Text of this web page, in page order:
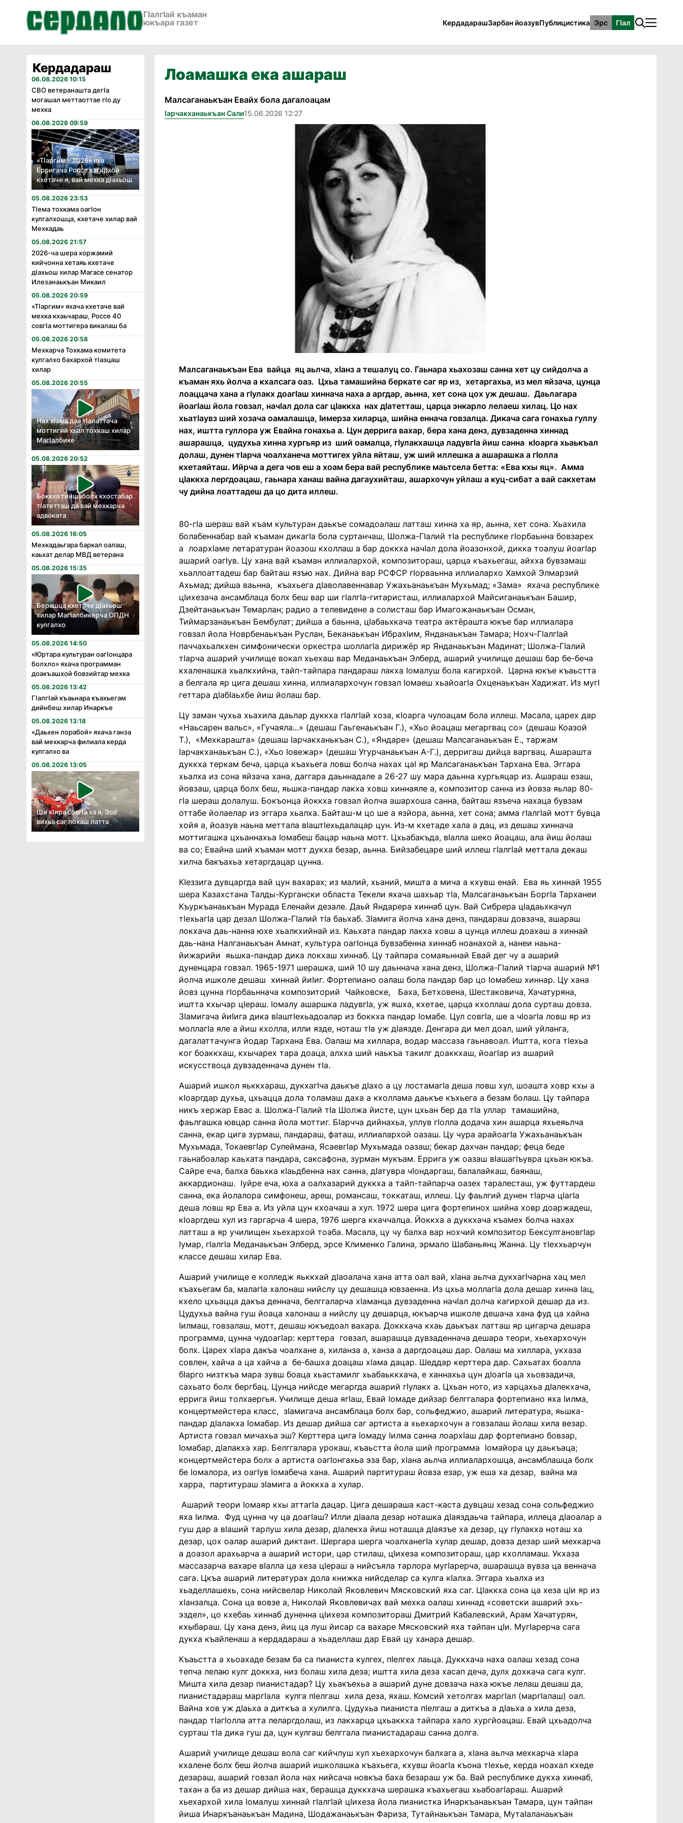
ГӀалгӀай къаман
юкъара газет
КердадарашЗарбан йоазувПублицистика Эрс ГӀал
Кердадараш
06.08.2026 10:15
СВО ветеранашта дегӏа
могашал меттаоттае гӏо ду
мехка
06.08.2026 09:59
«Тӏаргим – 2026» яха
Ерригача Россе кагирхой
кхетаче я, вай мехка дӏахьош
05.08.2026 23:53
Тӏема тохкама оагӏон
кулгалхошца, кхетаче хилар вай
Мехкадаь
05.08.2026 21:57
2026-ча шера хоржамий
кийчонна хетаяь кхетаче
дӏахьош хилар Магасе сенатор
Илезанаькъан Микаил
05.08.2026 20:59
«Тӏаргим» яхача кхетаче вай
мехка кхаьчараш, Россе 40
совгӏа моттигера викалаш ба
05.08.2026 20:58
Мехкарча Тохкама комитета
кулгалхо бахархой тӏаэцаш
хилар
05.08.2026 20:55
Нах хӏама даа тӏалаттача
моттигий хьал тохкаш хилар
Магӏалбике
05.08.2026 20:52
Боккха тийшаболх кхостабар
тӏатетташ да вай мехкарча
адвоката
05.08.2026 16:05
Мехкадаьгара баркал оалаш,
каьхат делар МВД ветерана
05.08.2026 15:35
Берашца кхетаче дӏахьош
хилар Магӏалбикерча ОПДН
кулгалхо
05.08.2026 14:50
«Юртара культуран оагӏонцара
болхло» яхача программан
доакъашхой бовзийтар мехка
05.08.2026 13:42
Гӏалгӏай къаьнара къахьегам
дийнбеш хилар Инаркъе
05.08.2026 13:18
«Даьхен лорабой» яхача ганза
вай мехкарча филиала керда
кулгалхо ва
05.08.2026 13:05
Ши кӏира совгӏа ха я, Эсо
вихьа саг лохаш латта
Лоамашка ека ашараш
Малсаганаькъан Евайх бола дагалоацам
Ӏарчакханаькъан Сали15.06.2026 12:27
Малсаганаькъан Ева вайца яц аьлча, хӏанз а тешалуц со. Гаьнара хьахозаш санна хет цу сийдолча а
къаман яхь йолча а кхалсага оаз. Цхьа тамашийна беркате саг яр из, хетаргахьа, из мел яйзача, цунца
лоаццача хана а гӏулакх доагӏаш хиннача наха а аргдар, аьнна, хет сона цох уж дешаш. Даьлагара
йоагӏаш йола говзал, начӏал дола саг цӏаккха нах дӏатетташ, царца энкарло лелаеш хилац. Цо нах
хьатӏаувз ший хозача оамалашца, ӏимерза хиларца, шийна еннача говзалца. Дикача сага гонахьа гуллу
нах, иштта гуллора уж Евайна гонахьа а. Цун деррига вахар, бера хана денз, дувзаденна хиннад
ашарашца, цудухьа хинна хургьяр из ший оамалца, гӏулакхашца ладувгӏа йиш санна кӏоарга хьаькъал
долаш, дунен тӏарча чоалханеча моттигех уйла яйташ, уж ший иллешка а ашарашка а гӏолла
кхетаяйташ. Ийрча а дега чов еш а хоам бера вай республике маьтсела бетта: «Ева кхы яц». Амма
цӏаккха лергдоацаш, гаьнара ханаш вайна дагаухийташ, ашархочун уйлаш а куц-сибат а вай сакхетам
чу дийна лоаттадеш да цо дита иллеш.
80-гӏа шераш вай къам культуран даькъе сомадоалаш латташ хинна ха яр, аьнна, хет сона. Хьахила
болабеннабар вай къаман дикагӏа бола суртанчаш, Шолжа-Гӏалий тӏа республике гӏорбаьнна бовзарех
а лоархӏаме летаратуран йоазош кхоллаш а бар доккха начӏал дола йоазонхой, дикка тоалуш йоагӏар
ашарий оагӏув. Цу хана вай къаман иллиалархой, композитораш, царца къахьегаш, айхха бувзамаш
хьаллоаттадеш бар байташ язъю нах. Дийна вар РСФСР гӏорваьнна иллиалархо Хамхой Элмарзий
Ахьмад; дийша ваьнна, къахьега дӏаволавеннавар Ужахьанаькъан Мухьмад; «Зама» яхача республике
цӏихезача ансамблаца болх беш вар ши гӏалгӏа-гитаристаш, иллиалархой Майсиганаькъан Башир,
Дзейтанаькъан Темарлан; радио а телевидене а солисташ бар Имагожанаькъан Осман,
Тиймарзанаькъан Бембулат; дийша а баьнна, цӏабаьхкача театра актёрашта юкъе бар иллиалара
говзал йола Новрбенаькъан Руслан, Беканаькъан Ибрахӏим, Янданаькъан Тамара; Нохч-Гӏалгӏай
паччахьалкхен симфонически оркестра шоллагӏа дирижёр яр Янданаькъан Мадинат; Шолжа-Гӏалий
тӏарча ашарий училище вокал хьехаш вар Меданаькъан Элберд, ашарий училище дешаш бар бе-беча
кхаленашка хьалкхийна, тайп-тайпара пандараш лакха ӏомалуш бола кагирхой. Царна юкъе къаьстта
а белгала яр цига дешаш хинна, иллиалархочун говзал ӏомаеш хьайоагӏа Охценаькъан Хадижат. Из мугӏ
геттара дӏабӏаьхбе йиш йолаш бар.
Цу заман чухьа хьахила даьлар дуккха гӏалгӏай хоза, кӏоарга чулоацам бола иллеш. Масала, царех дар
«Наьсарен вальс», «Гучаяла...» (дешаш Гаьгенаькъан Г.), «Хьо йоацаш мегаргвац со» (дешаш Коазой
Т.), «Мехкарашта» (дешаш ӏарчакханькъан С.), «Яндаре» (дешаш Малсаганаькъан Е., таржам
ӏарчакханаькъан С.), «Хьо ӏовежар» (дешаш Угурчанаькъан А-Г.), дерригаш дийца варгвац. Ашарашта
дуккха теркам беча, царца къахьега ловш болча нахах цаӏ яр Малсаганаькъан Тархана Ева. Эггара
хьалха из сона яйзача хана, даггара даьннадале а 26-27 шу мара даьнна хургьяцар из. Ашараш езаш,
йовзаш, царца болх беш, яьшка-пандар лакха ховш хиннаяле а, композитор санна из йовза яьлар 80-
гӏа шераш долалуш. Бокъонца йоккха говзал йолча ашархоша санна, байташ язъеча нахаца бувзам
оттабе йолаелар из эггара хьалха. Байташ-м цо ше а язйора, аьнна, хет сона; амма гӏалгӏай мотт бувца
хойя а, йоазув наьна меттала вӏаштӏехьдалацар цун. Из-м кхетаде хала а дац, из дешаш хиннача
моттигашка цхьаннахьа ӏомабеш бацар наьна мотт. Цхьабакъда, вӏалла шеко йоацаш, ала йиш йолаш
ва со; Евайна ший къаман мотт дукха безар, аьнна. Бийзабецаре ший иллеш гӏалгӏай меттала декаш
хилча бакъахьа хетаргдацар цунна.
Кӏеззига дувцаргда вай цун вахарах; из малий, хьаний, мишта а мича а кхувш енай. Ева яь хиннай 1955
шера Казахстана Талды-Кургански областа Текели яхача шахьар тӏа, Малсаганаькъан Боргӏа Тарханеи
Къуркъанаькъан Мурада Еленайи дезале. Даьй Яндарера хиннаб цун. Вай Сибрера цӏадаьхкачул
тӏехьагӏа цар дезал Шолжа-Гӏалий тӏа баьхаб. Зӏамига йолча хана денз, пандараш довзача, ашараш
локхача даь-нанна юхе хьалкхийнай из. Каьхата пандар лакха ховш а цунца иллеш доахаш а хиннай
даь-нана Налганаькъан Амнат, культура оагӏонца бувзабенна хиннаб ноанахой а, нанеи наьна-
йижарийи яьшка-пандар дика локхаш хиннаб. Цу тайпара сомаяьннай Евай дег чу а ашарий
дуненцара говзал. 1965-1971 шерашка, ший 10 шу даьннача хана денз, Шолжа-Гӏалий тӏарча ашарий №1
йолча ишколе дешаш хиннай йиӏиг. Фортепиано оалаш бола пандар бар цо ӏомабеш хиннар. Цу хана
йовз цунна гӏорбаьннача композиторий Чайковске, Баха, Бетховена, Шестаковича, Хачатуряна,
иштта кхычар цӏераш. ӏомалу ашаршка ладувгӏа, уж яшха, кхетае, царца кхоллаш дола сурташ довза.
Зӏамигача йиӏига дика вӏаштӏехьадоалар из боккха пандар ӏомабе. Цул совгӏа, ше а чӏоагӏа ловш яр из
моллагӏа яле а йиш кхолла, илли язде, ноташ тӏа уж дӏаязде. Денгара ди мел доал, ший уйланга,
дагалаттачунга йодар Тархана Ева. Оалаш ма хиллара, водар массаза гаьнавоал. Иштта, кога тӏехьа
ког боаккхаш, кхычарех тара доаца, алхха ший наькъа такилг доаккхаш, йоагӏар из ашарий
искусствоца дувзаденнача дунен тӏа.
Ашарий ишкол яьккхараш, дукхагӏча даькъе дӏахо а цу лостамагӏа деша ловш хул, шоашта ховр кхы а
кӏоаргдар духьа, цхьацца дола толамаш даха а кхоллама даькъе къхьега а безам болаш. Цу тайпара
никъ хержар Евас а. Шолжа-Гӏалий тӏа Шолжа йисте, цун цхьан бер да тӏа уллар тамашийна,
фаьлгашка ювцар санна йола моттиг. Бӏарчча дийнахьа, уллув гӏолла додача хин ашарца яхьеяьлча
санна, екар цига зурмаш, пандараш, фаташ, иллиалархой оазаш. Цу чура арайоагӏа Ужахьанаькъан
Мухьмада, Токаевгӏар Сулеймана, Ясаевгӏар Мухьмада оазаш; бекар дахчан пандар; феца беде
гаьнабоалар каьхата пандара, саксафона, зурман мукъам. Еррига уж оазаш вӏашагӏъувра цхьан юкъа.
Сайре еча, балха баьхка кӏаьдбенна нах санна, дӏатувра чӏондаргаш, балалайкаш, баянаш,
аккардионаш. ӏуйре еча, юха а оалхазарий дуккха а тайп-тайпарча оазех таралесташ, уж футтардеш
санна, ека йолалора симфонеш, ареш, романсаш, токкаташ, иллеш. Цу фаьлгий дунен тӏарча цӏагӏа
деша ловш яр Ева а. Из уйла цун кхоачаш а хул. 1972 шера цига фортепинох шийна ховр доаржадеш,
кӏоаргдеш хул из гаргарча 4 шера, 1976 шерга кхаччалца. Йоккха а дуккхача къамех болча нахах
латташ а яр училищен хьехархой тоаба. Масала, цу чу балха вар нохчий композитор Бексултановгӏар
ӏумар, гӏалгӏа Меданаькъан Элберд, эрсе Клименко Галина, эрмало Шабаньянц Жанна. Цу тӏеххьарчун
классе дешаш хилар Ева.
Ашарий училище е колледж яьккхай дӏаоалача хана атта оал вай, хӏана аьлча дукхагӏчарна хац мел
къахьегам ба, малагӏа халонаш нийслу цу дешашца ювзаенна. Из цхьа моллагӏа дола дешар хинна ӏац,
кхело цхьацца дакъа деннача, белггаларча хӏаманца дувзаденна начӏал долча кагирхой дешар да из.
Цудухьа вайна гуш йоаца халонаш а нийслу цу дешарца, юкъарча ишколе дешача хана фуд ца хайна
ӏилмаш, говзалаш, мотт, дешаш юкъедоал вахара. Доккхача кхаь даькъах латташ яр цигарча дешара
программа, цунна чудоагӏар: керттера говзал, ашарашца дувзаденнача дешара теори, хьехархочун
болх. Царех хӏара дакъа чоалхане а, хиланза а, ханза а даргдоацаш дар. Оалаш ма хиллара, укхаза
совлен, хайча а ца хайча а бе-башха доацаш хӏама дацар. Шеддар керттера дар. Сахьатах боалла
бӏарго низткъа мара зувш боаца хьастамилг хьабаьккхача, е ханнахьа цун дӏоагӏа ца хьовзадича,
сахьато болх бергбац. Цунца нийсде мегаргда ашарий гӏулакх а. Цхьан ното, из харцахьа дӏалекхача,
еррига йиш толхаергья. Училище деша ягӏаш, Евай ӏомаде дийзар белггалара фортепиано яха ӏилма,
концертмейстера класс, зӏамигача ансамблаца болх бар, сольфеджио, ашарий литература, яьшка-
пандар дӏалакха ӏомабар. Из дешар дийша саг артиста а хьехархочун а говзалаш йолаш хила везар.
Артиста говзал мичахьа эш? Керттера цига ӏомаду ӏилма санна лоархӏаш дар фортепиано бовзар,
ӏомабар, дӏалакха хар. Белггалара урокаш, къаьстта йола ший программа ӏомайора цу даькъаца;
концертмейстера болх а артиста оагӏонгахьа эза бар, хӏана аьлча иллиалархошца, ансамблашца болх
бе ӏомалора, из оагӏув ӏомабеча хана. Ашарий партитураш йовза езар, уж еша ха дезар, вайна ма
харра, партитураш зӏамига а йоккха а хулар.
Ашарий теори ӏомаяр кхы аттагӏа дацар. Цига дешараша каст-каста дувцаш хезад сона сольфеджио
яха ӏилма. Фуд цунна чу ца доагӏаш? Илли дӏаала дезар ноташка дӏаяздаьча тайпара, иллеца дӏаоалар а
гуш дар а вӏаший тарлуш хила дезар, дӏалекха йиш ноташца дӏаязъе ха дезар, цу гӏулакха ноташ ха
дезар, цох оалар ашарий диктант. Шергара шерга чоалханегӏа хулар дешар, довза дезар ший мехкарча
а доазол арахьарча а ашарий истори, цар стилаш, цӏихеза композитораш, цар кхолламаш. Укхаза
массазарча вахаре вӏалла ца хеза цӏераш а нийсъяла тарлора мугӏарерча, ашарашца вувза ца веннача
сага. Цкъа ашарий литературах дола книжка нийсделар са кулга кӏалха. Эггара хьалха из
хьаделлашехь, сона нийсвелар Николай Яковлевич Мясковский яха саг. Цӏаккха сона ца хеза цӏи яр из
хӏанзалца. Сона ца вовзе а, Николай Яковлевичах вай мехка оалаш хиннад «советски ашарий эхь-
эздел», цо кхебаь хиннаб дуненна цӏихеза композитораш Дмитрий Кабалевский, Арам Хачатурян,
кхыбараш. Цу хана денз, йиц ца луш йисар са вахаре Мясковский яха тайпан цӏи. Мугӏарерча сага
дукха къайленаш а кердадараш а хьаделлаш дар Евай цу ханара дешар.
Къаьстта а хьоахаде безам ба са пианиста кулгех, пӏелгех лаьца. Дуккхача наха оалаш хезад сона
тепча лелаю кулг доккха, низ болаш хила деза; иштта хила деза хасап деча, дулх дохкача сага кулг.
Мишта хила дезар пианистадар? Цу хьакъехьа а ашарий дуне довзача наха юкъе лелаш дешаш да,
пианистадараш маргӏала кулга пӏелгаш хила деза, яхаш. Комсий хетолгах маргӏал (маргӏалаш) оал.
Вайна хов уж дӏаьха а диткъа а хулилга. Цудухьа пианиста пӏелгаш а диткъа а дӏаьха а хила деза,
пандар тӏагӏолла атта леларгдолаш, из лакхарца цхьаккха тайпара хало хургйоацаш. Евай цхьадолча
сурташ тӏа дика гуш да, цун кулгаш белггала пианистадараш санна долга.
Ашарий училище дешаш вола саг кийчлуш хул хьехархочун балхага а, хӏана аьлча мехкарча хӏара
кхалене болх беш йолча ашарий ишколашка къахьега, кхувш йоагӏа къона тӏехье, керда ноахал кхеде
дезараш, ашарий говзал йола нах нийсача новкъа баха безараш уж ба. Вай республике дукха хиннаб,
тахан а ба из дешар дийша нах, берашца дуккхача шерашка къахьегаш хьабоагӏараш. Ашарий
хьехархой хила ӏомалуш хиннай гӏалгӏай цӏихеза йола пианистка Инаркъанаькъан Тамара, цун тайпан
йиша Инаркъанаькъан Мадина, Шодажанаькъан Фариза, Тутайнаькъан Тамара, Мутаӏаланаькъан